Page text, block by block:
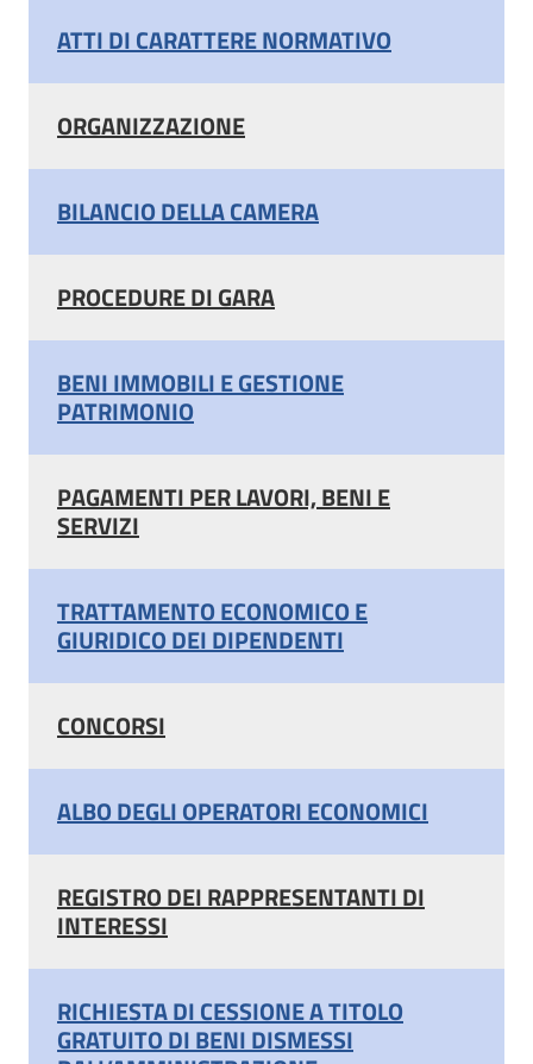
ATTI DI CARATTERE NORMATIVO
ORGANIZZAZIONE
BILANCIO DELLA CAMERA
PROCEDURE DI GARA
BENI IMMOBILI E GESTIONE
PATRIMONIO
PAGAMENTI PER LAVORI, BENI E
SERVIZI
TRATTAMENTO ECONOMICO E
GIURIDICO DEI DIPENDENTI
CONCORSI
ALBO DEGLI OPERATORI ECONOMICI
REGISTRO DEI RAPPRESENTANTI DI
INTERESSI
RICHIESTA DI CESSIONE A TITOLO
GRATUITO DI BENI DISMESSI